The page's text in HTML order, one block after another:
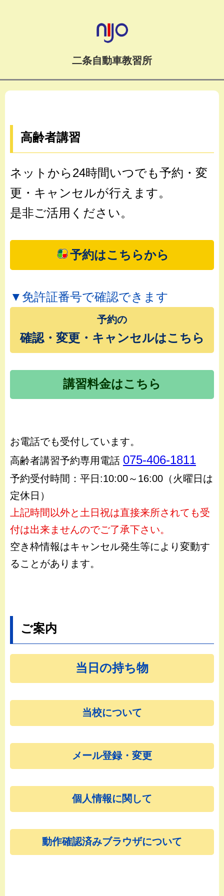
二条自動車教習所
高齢者講習
ネットから24時間いつでも予約・変
更・キャンセルが行えます。
是非ご活用ください。
予約はこちらから
▼免許証番号で確認できます
予約の
確認・変更・キャンセルはこちら
講習料金はこちら
お電話でも受付しています。
高齢者講習予約専用電話 075-406-1811
予約受付時間：平日:10:00～16:00（火曜日は
定休日）
上記時間以外と土日祝は直接来所されても受
付は出来ませんのでご了承下さい。
空き枠情報はキャンセル発生等により変動す
ることがあります。
ご案内
当日の持ち物
当校について
メール登録・変更
個人情報に関して
動作確認済みブラウザについて